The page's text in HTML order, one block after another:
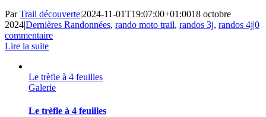
ParTrail découverte|2024-11-01T19:07:00+01:0018 octobre
2024|Dernières Randonnées, rando moto trail, randos 3j, randos 4j|0
commentaire
Lire la suite
Le trèfle à 4 feuilles
Galerie
Le trèfle à 4 feuilles